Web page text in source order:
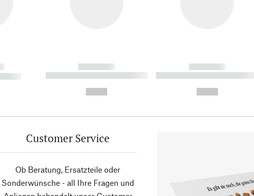
------------
----------- ----------- ----------
------------
----------- ----------- ----------
Customer Service
Ob Beratung, Ersatzteile oder
Sonderwünsche - all Ihre Fragen und